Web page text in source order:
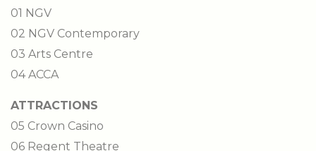
01 NGV
02 NGV Contemporary
03 Arts Centre
04 ACCA
ATTRACTIONS
05 Crown Casino
06 Regent Theatre